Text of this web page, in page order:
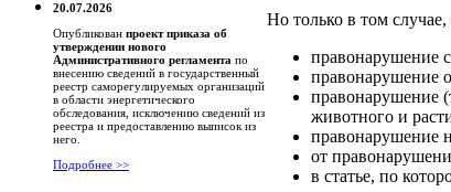
20.07.2026
Опубликован проект приказа об
утверждении нового
Административного регламента по
внесению сведений в государственный
реестр саморегулируемых организаций
в области энергетического
обследования, исключению сведений из
реестра и предоставлению выписок из
него.
Подробнее >>
Но только в том случае,
правонарушение
правонарушение
правонарушение
животного и
правонарушение
от
в статье, по